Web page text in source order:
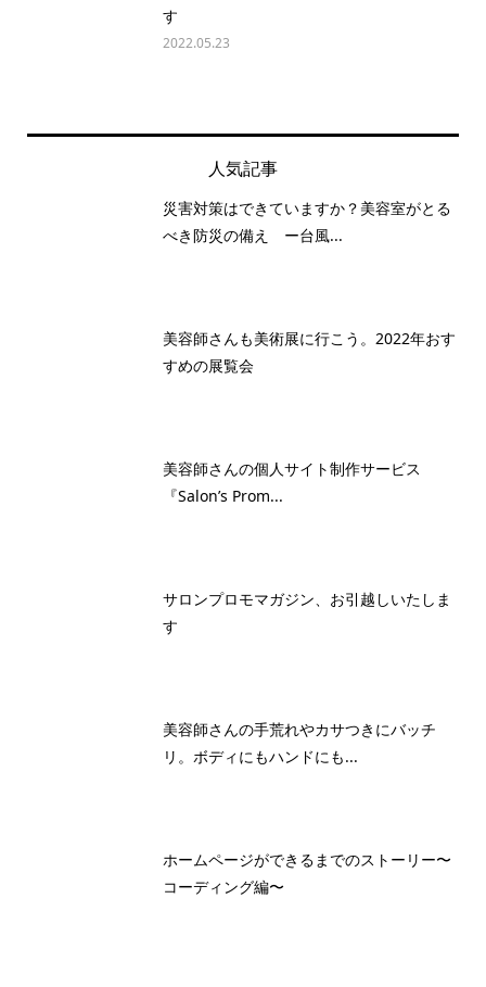
す
2022.05.23
人気記事
災害対策はできていますか？美容室がとる
べき防災の備え ー台風...
美容師さんも美術展に行こう。2022年おす
すめの展覧会
美容師さんの個人サイト制作サービス
『Salon’s Prom...
サロンプロモマガジン、お引越しいたしま
す
美容師さんの手荒れやカサつきにバッチ
リ。ボディにもハンドにも...
ホームページができるまでのストーリー〜
コーディング編〜